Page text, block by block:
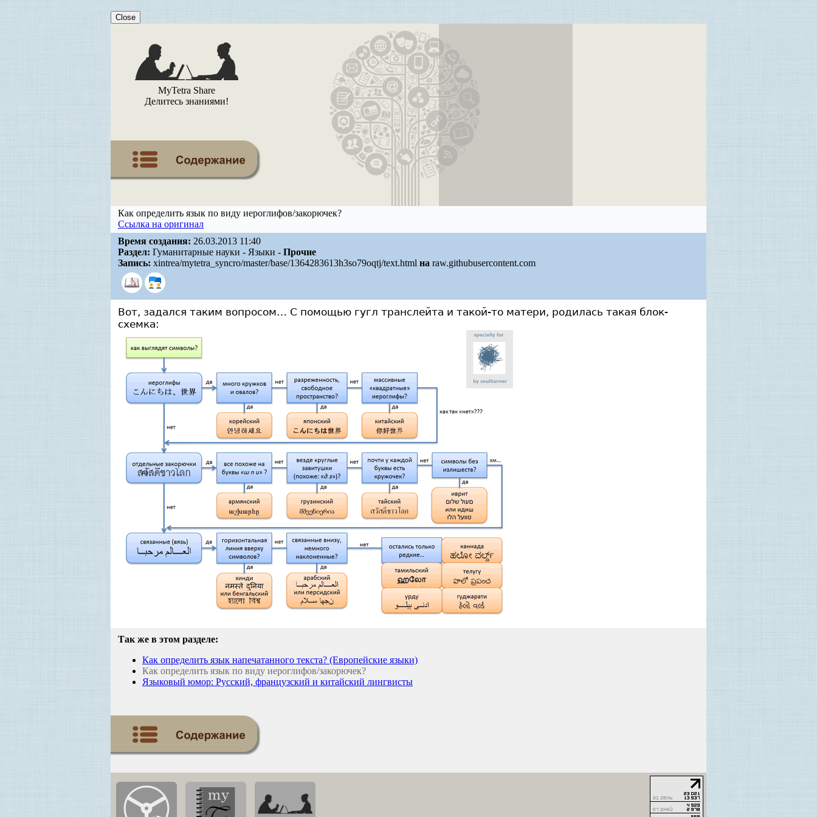
Close
MyTetra Share
Делитесь знаниями!
Как определить язык по виду иероглифов/закорючек?
Ссылка на оригинал
Время создания: 26.03.2013 11:40
Раздел: Гуманитарные науки - Языки - Прочие
Запись: xintrea/mytetra_syncro/master/base/1364283613h3so79oqtj/text.html на raw.githubusercontent.com
Вот, задался таким вопросом… С помощью гугл транслейта и такой-то матери, родилась такая блок-
схемка:
Так же в этом разделе:
Как определить язык напечатанного текста? (Европейские языки)
Как определить язык по виду иероглифов/закорючек?
Языковый юмор: Русский, французский и китайский лингвисты